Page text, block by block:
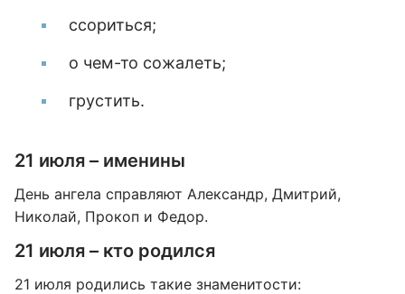
ссориться;
о чем-то сожалеть;
грустить.
21 июля – именины
День ангела справляют Александр, Дмитрий,
Николай, Прокоп и Федор.
21 июля – кто родился
21 июля родились такие знаменитости: